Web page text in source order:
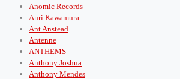
Anomic Records
Anri Kawamura
Ant Anstead
Antenne
ANTHEMS
Anthony Joshua
Anthony Mendes